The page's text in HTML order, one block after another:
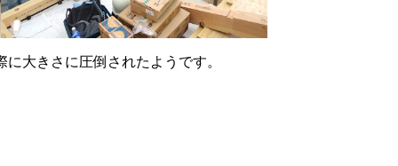
大きさに圧倒されたようです。